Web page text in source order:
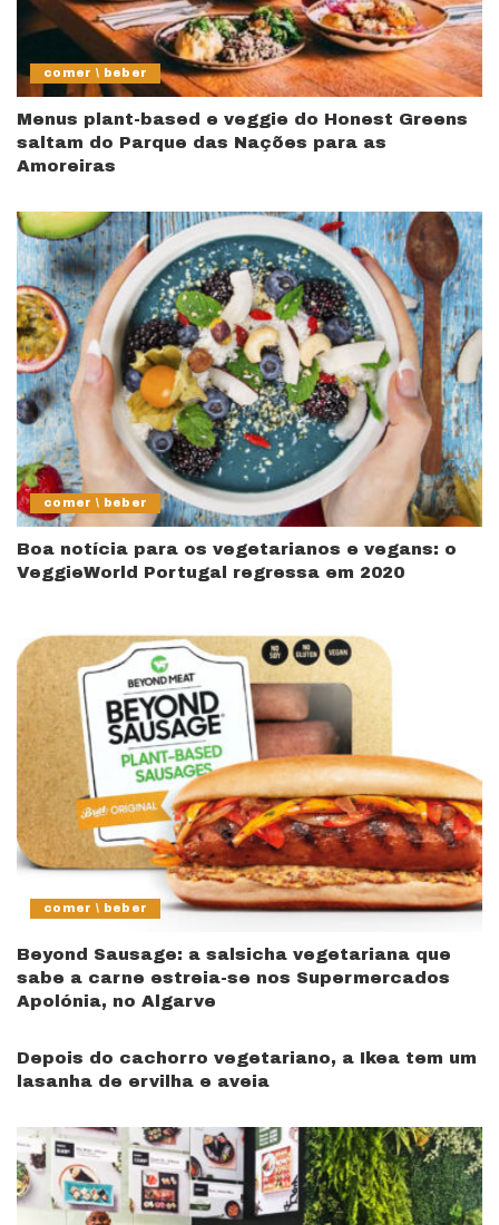
comer \ beber
Menus plant-based e veggie do Honest Greens
saltam do Parque das Nações para as
Amoreiras
comer \ beber
Boa notícia para os vegetarianos e vegans: o
VeggieWorld Portugal regressa em 2020
comer \ beber
Beyond Sausage: a salsicha vegetariana que
sabe a carne estreia-se nos Supermercados
Apolónia, no Algarve
Depois do cachorro vegetariano, a Ikea tem um
lasanha de ervilha e aveia